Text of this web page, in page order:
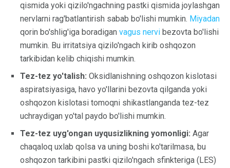
qismida yoki qizilo'ngachning pastki qismida joylashgan
nervlarni rag'batlantirish sabab bo'lishi mumkin. Miyadan
qorin bo'shlig'iga boradigan vagus nervi bezovta bo'lishi
mumkin. Bu irritatsiya qizilo'ngach kirib oshqozon
tarkibidan kelib chiqishi mumkin.
Tez-tez yo'talish: Oksidlanishning oshqozon kislotasi
aspiratsiyasiga, havo yo'llarini bezovta qilganda yoki
oshqozon kislotasi tomoqni shikastlanganda tez-tez
uchraydigan yo'tal paydo bo'lishi mumkin.
Tez-tez uyg'ongan uyqusizlikning yomonligi: Agar
chaqaloq uxlab qolsa va uning boshi ko'tarilmasa, bu
oshqozon tarkibini pastki qizilo'ngach sfinkteriga (LES)